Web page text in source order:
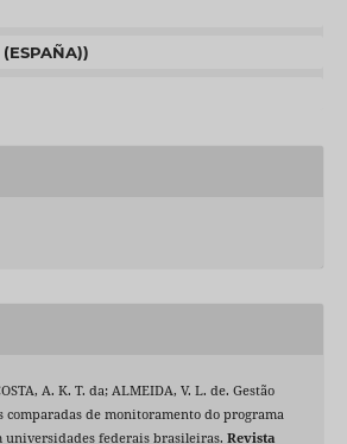
A. K. T. da; ALMEIDA, V. L. de. Gestão
de monitoramento do programa
universidades federais brasileiras. Revista